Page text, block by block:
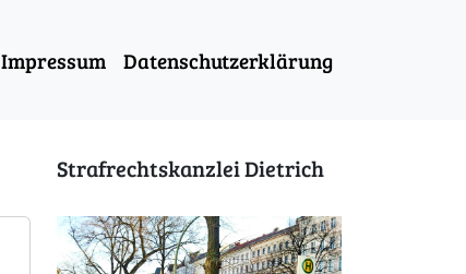
Impressum Datenschutzerklärung
Strafrechtskanzlei Dietrich